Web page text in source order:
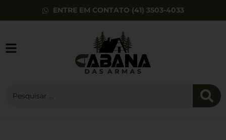
ENTRE EM CONTATO (41) 3503-4033